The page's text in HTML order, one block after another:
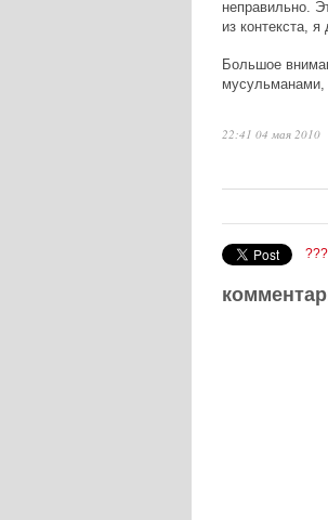
неправильно.
из контекста,
Большое
мусульманами,
22:41 04 мая 2010